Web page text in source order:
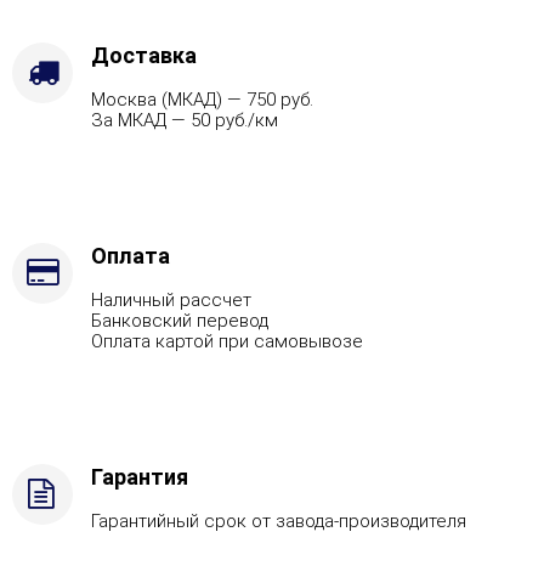
Жадеит
Футеровка,
Марка
Дрова
Стандартная
комплектация,
Доставка
Москва (МКАД) — 750 руб.
За МКАД — 50 руб./км
Оплата
Наличный рассчет
Банковский перевод
Оплата картой при самовывозе
Гарантия
Гарантийный срок от завода-производителя